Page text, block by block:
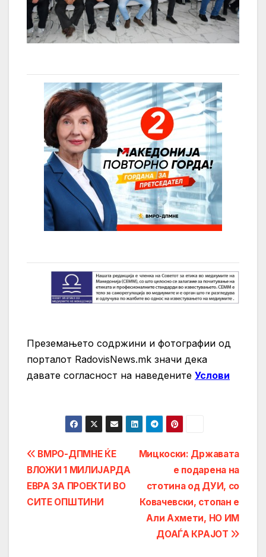
Преземањето содржини и фотографии од
порталот RadovisNews.mk значи дека
давате согласност на нaведените Услови
Post
navigation
Мицкоски: Државата
e подарена на
стотина од ДУИ, со
Ковачевски, стопан е
Али Ахмети, НО ИМ
ДОАЃА КРАЈОТ
ВМРО-ДПМНЕ ЌЕ
ВЛОЖИ 1 МИЛИЈАРДА
ЕВРА ЗА ПРОЕКТИ ВО
СИТЕ ОПШТИНИ